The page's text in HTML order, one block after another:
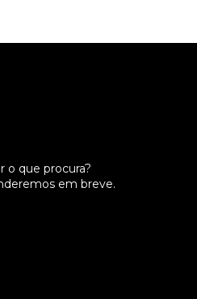
o que procura?
em breve.